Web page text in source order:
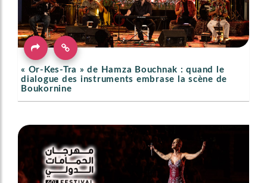
« Or-Kes-Tra » de Hamza Bouchnak : quand le
dialogue des instruments embrase la scène de
Boukornine